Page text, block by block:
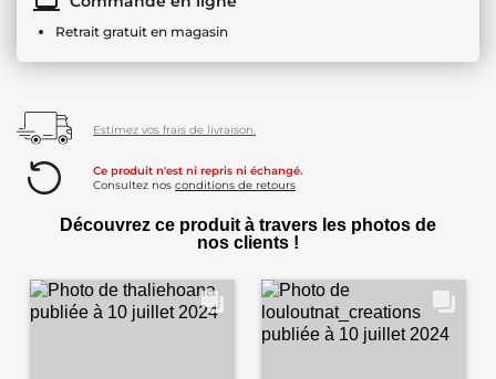
Retrait gratuit en magasin
Estimez vos frais de livraison.
Ce produit n'est ni repris ni échangé.
Consultez nos conditions de retours
Découvrez ce produit à travers les photos de
nos clients !